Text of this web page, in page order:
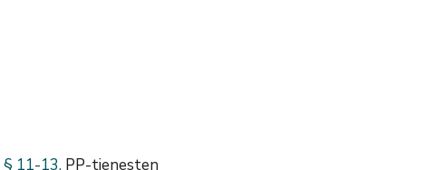
§ 11-13. PP-tjenesten